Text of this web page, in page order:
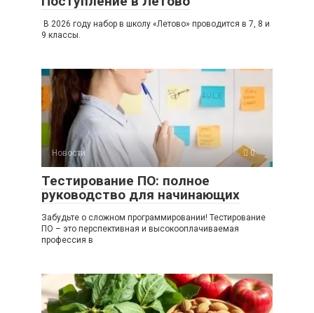
В 2026 году набор в школу «Летово» проводится в 7, 8 и
9 классы.
Новости 0
Тестирование ПО: полное
руководство для начинающих
Забудьте о сложном программировании! Тестирование
ПО – это перспективная и высокооплачиваемая
профессия в